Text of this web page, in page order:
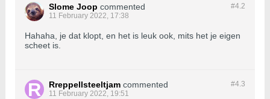
#4.2
Slome Joop commented
11 February 2022, 17:38
Hahaha, je dat klopt, en het is leuk ook, mits het je eigen
scheet is.
#4.3
Rreppellsteeltjam commented
11 February 2022, 19:51